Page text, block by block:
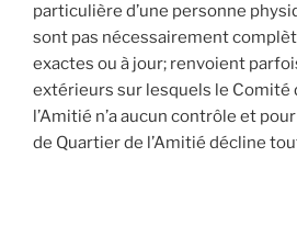
particulière d’une personne
sont pas nécessairement
exactes ou à jour; renvoient
extérieurs sur lesquels le Comité
l’Amitié n’a aucun contrôle et
de Quartier de l’Amitié décline